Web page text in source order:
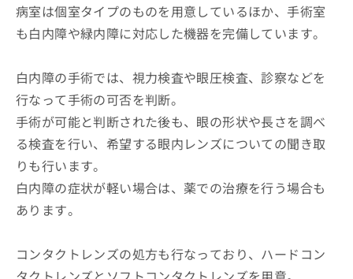
病室は個室タイプのものを用意しているほか、手術室
も白内障や緑内障に対応した機器を完備しています。
白内障の手術では、視力検査や眼圧検査、診察などを
行なって手術の可否を判断。
手術が可能と判断された後も、眼の形状や長さを調べ
る検査を行い、希望する眼内レンズについての聞き取
りも行います。
白内障の症状が軽い場合は、薬での治療を行う場合も
あります。
コンタクトレンズの処方も行なっており、ハードコン